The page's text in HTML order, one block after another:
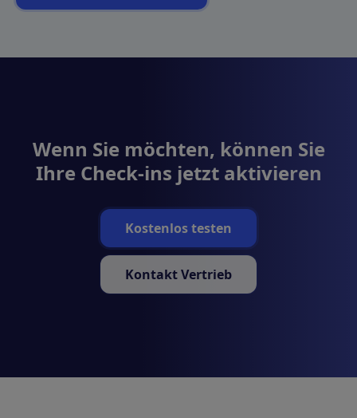
Wenn Sie möchten, können Sie
Ihre Check-ins jetzt aktivieren
Kostenlos testen
Kontakt Vertrieb